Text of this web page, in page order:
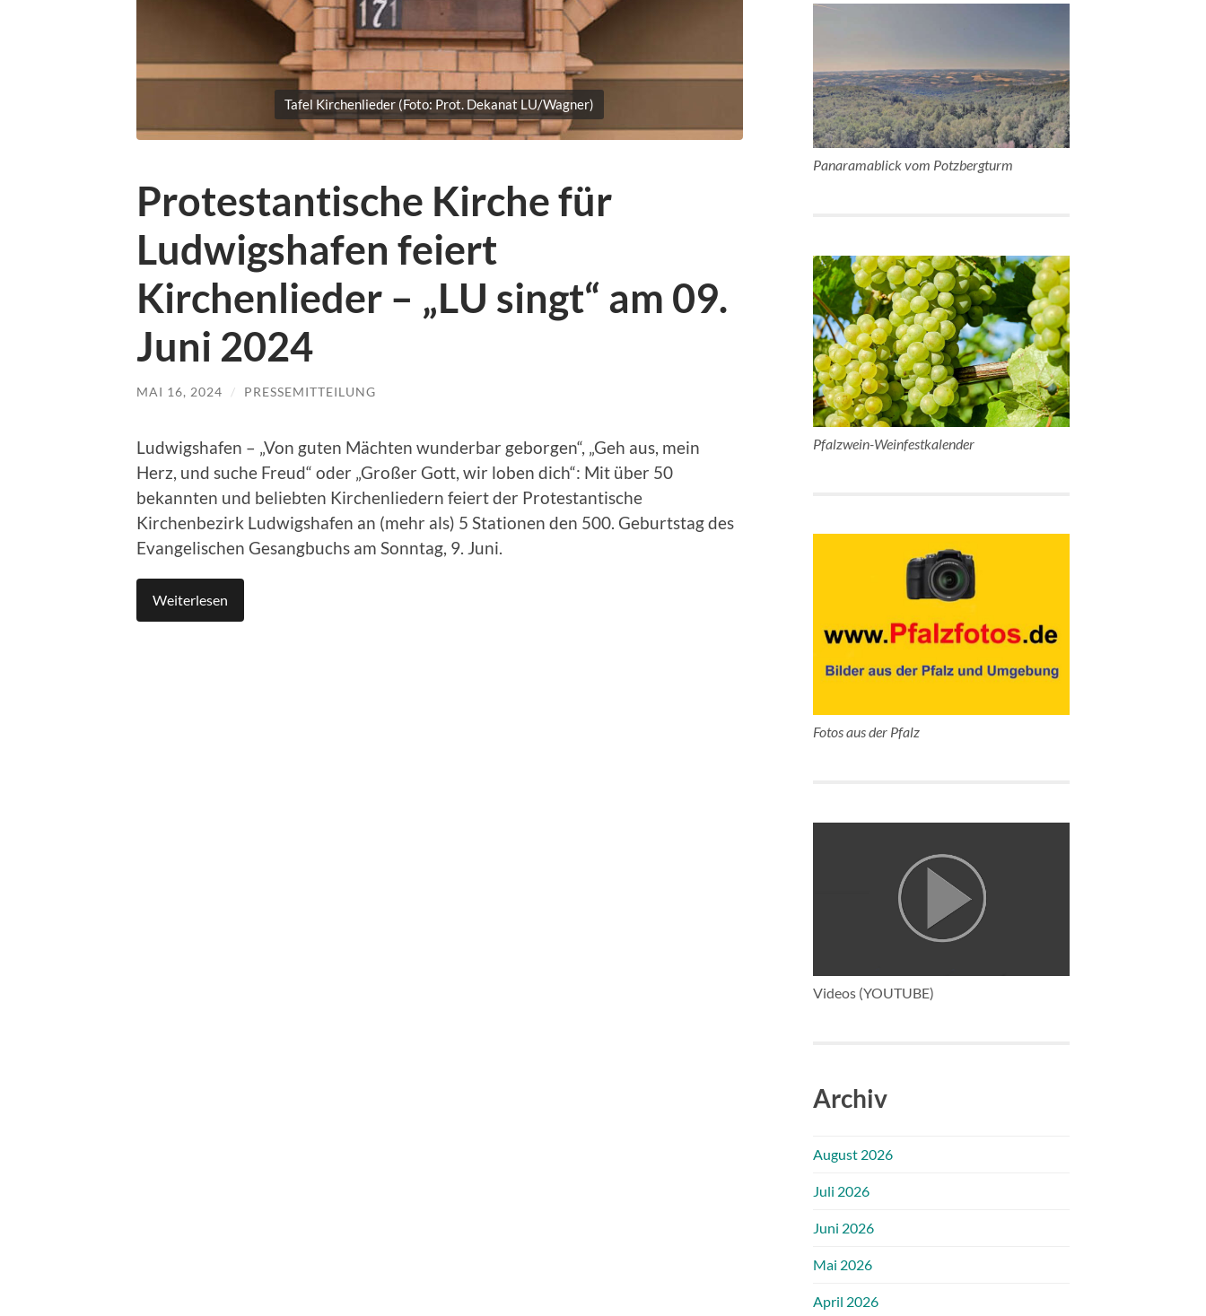
Tafel Kirchenlieder (Foto: Prot. Dekanat LU/Wagner)
Protestantische Kirche für
Ludwigshafen feiert
Kirchenlieder – „LU singt“ am 09.
Juni 2024
MAI 16, 2024 / PRESSEMITTEILUNG
Ludwigshafen – „Von guten Mächten wunderbar geborgen“, „Geh aus, mein
Herz, und suche Freud“ oder „Großer Gott, wir loben dich“: Mit über 50
bekannten und beliebten Kirchenliedern feiert der Protestantische
Kirchenbezirk Ludwigshafen an (mehr als) 5 Stationen den 500. Geburtstag des
Evangelischen Gesangbuchs am Sonntag, 9. Juni.
Weiterlesen
Panaramablick vom Potzbergturm
Pfalzwein-Weinfestkalender
Fotos aus der Pfalz
Videos (YOUTUBE)
Archiv
August 2026
Juli 2026
Juni 2026
Mai 2026
April 2026